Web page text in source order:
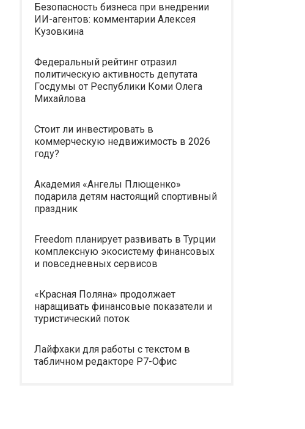
Безопасность бизнеса при внедрении
ИИ-агентов: комментарии Алексея
Кузовкина
Федеральный рейтинг отразил
политическую активность депутата
Госдумы от Республики Коми Олега
Михайлова
Стоит ли инвестировать в
коммерческую недвижимость в 2026
году?
Академия «Ангелы Плющенко»
подарила детям настоящий спортивный
праздник
Freedom планирует развивать в Турции
комплексную экосистему финансовых
и повседневных сервисов
«Красная Поляна» продолжает
наращивать финансовые показатели и
туристический поток
Лайфхаки для работы с текстом в
табличном редакторе Р7-Офис